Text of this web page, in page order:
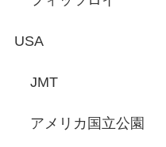
USA
JMT
アメリカ国立公園